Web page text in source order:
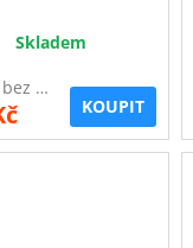
Skladem
265 Kč bez DPH
KOUPIT